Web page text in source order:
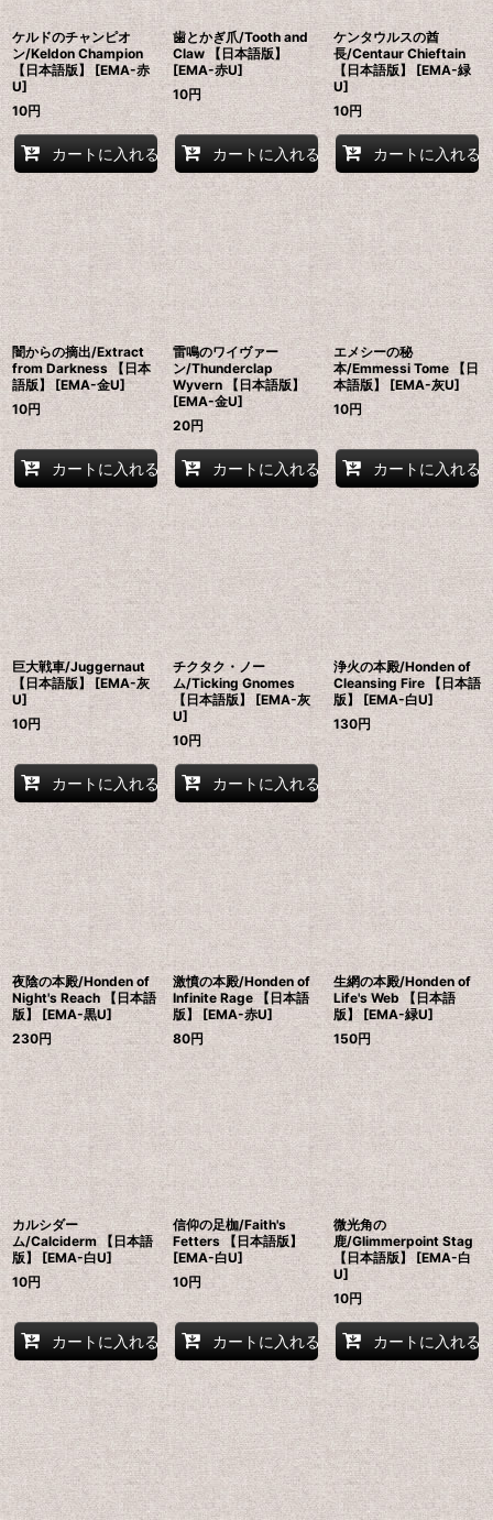
ケルドのチャンピオ
ン/Keldon Champion
【日本語版】 [EMA-赤
U]
10円
カートに入れる
歯とかぎ爪/Tooth and
Claw 【日本語版】
[EMA-赤U]
10円
カートに入れる
ケンタウルスの酋
長/Centaur Chieftain
【日本語版】 [EMA-緑
U]
10円
カートに入れる
闇からの摘出/Extract
from Darkness 【日本
語版】 [EMA-金U]
10円
カートに入れる
雷鳴のワイヴァー
ン/Thunderclap
Wyvern 【日本語版】
[EMA-金U]
20円
カートに入れる
エメシーの秘
本/Emmessi Tome 【日
本語版】 [EMA-灰U]
10円
カートに入れる
巨大戦車/Juggernaut
【日本語版】 [EMA-灰
U]
10円
カートに入れる
チクタク・ノー
ム/Ticking Gnomes
【日本語版】 [EMA-灰
U]
10円
カートに入れる
浄火の本殿/Honden of
Cleansing Fire 【日本語
版】 [EMA-白U]
130円
夜陰の本殿/Honden of
Night's Reach 【日本語
版】 [EMA-黒U]
230円
激憤の本殿/Honden of
Infinite Rage 【日本語
版】 [EMA-赤U]
80円
生網の本殿/Honden of
Life's Web 【日本語
版】 [EMA-緑U]
150円
カルシダー
ム/Calciderm 【日本語
版】 [EMA-白U]
10円
カートに入れる
信仰の足枷/Faith's
Fetters 【日本語版】
[EMA-白U]
10円
カートに入れる
微光角の
鹿/Glimmerpoint Stag
【日本語版】 [EMA-白
U]
10円
カートに入れる